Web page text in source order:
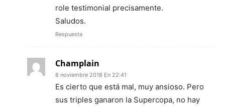
role testimonial precisamente.
Saludos.
Respuesta
Champlain
8 noviembre 2018 En 22:41
Es cierto que está mal, muy ansioso. Pero
sus triples ganaron la Supercopa, no hay